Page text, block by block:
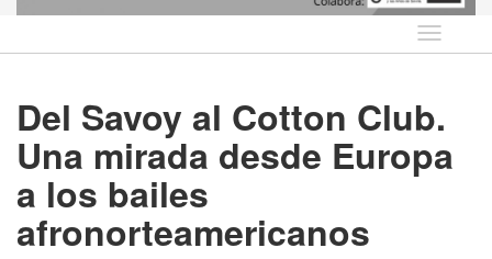
Idioma
Del Savoy al Cotton Club.
Una mirada desde Europa
a los bailes
afronorteamericanos